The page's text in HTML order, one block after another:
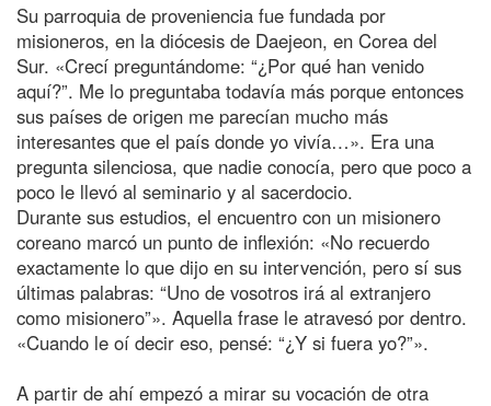
Su parroquia de proveniencia fue fundada por
misioneros, en la diócesis de Daejeon, en Corea del
Sur. «Crecí preguntándome: “¿Por qué han venido
aquí?”. Me lo preguntaba todavía más porque entonces
sus países de origen me parecían mucho más
interesantes que el país donde yo vivía…». Era una
pregunta silenciosa, que nadie conocía, pero que poco a
poco le llevó al seminario y al sacerdocio.
Durante sus estudios, el encuentro con un misionero
coreano marcó un punto de inflexión: «No recuerdo
exactamente lo que dijo en su intervención, pero sí sus
últimas palabras: “Uno de vosotros irá al extranjero
como misionero”». Aquella frase le atravesó por dentro.
«Cuando le oí decir eso, pensé: “¿Y si fuera yo?”».
A partir de ahí empezó a mirar su vocación de otra